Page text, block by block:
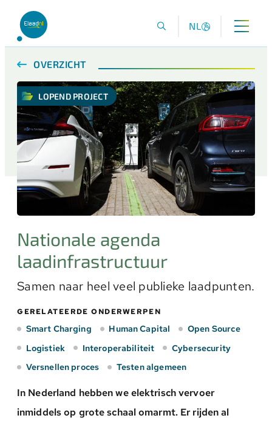
NL
OVERZICHT
LOPEND PROJECT
Nationale agenda
laadinfrastructuur
Samen naar heel veel publieke laadpunten.
GERELATEERDE ONDERWERPEN
Smart Charging Human Capital
Open Source
Logistiek
Interoperabiliteit
Cybersecurity
Versnellen proces
Testen algemeen
In Nederland hebben we elektrisch vervoer
inmiddels op grote schaal omarmt. Er rijden al